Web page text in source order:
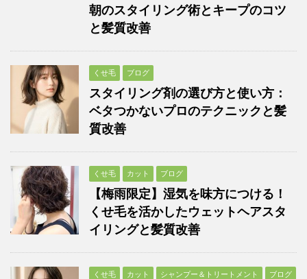
朝のスタイリング術とキープのコツ
と髪質改善
くせ毛 ブログ
スタイリング剤の選び方と使い方：
ベタつかないプロのテクニックと髪
質改善
くせ毛 カット ブログ
【梅雨限定】湿気を味方につける！
くせ毛を活かしたウェットヘアスタ
イリングと髪質改善
くせ毛 カット シャンプー＆トリートメント ブログ